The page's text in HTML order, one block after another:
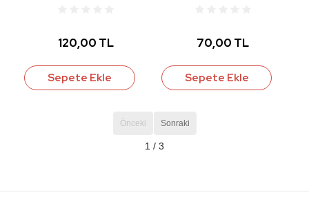
120,00 TL
Sepete Ekle
70,00 TL
Sepete Ekle
Önceki Sonraki
1 / 3